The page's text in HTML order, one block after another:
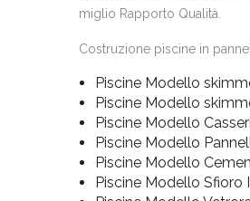
miglio Rapporto Qualità.
Costruzione piscine in
Piscine Modello
Piscine Modello
Piscine Modello
Piscine Modello
Piscine Modello
Piscine Modello Sfioro